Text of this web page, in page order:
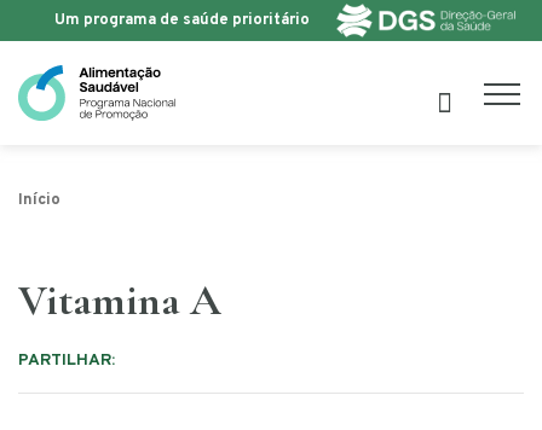
Saltar para o conteúdo
Um programa de saúde prioritário
Início
Vitamina A
PARTILHAR: